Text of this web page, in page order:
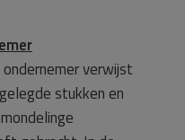
verwijst
stukken en